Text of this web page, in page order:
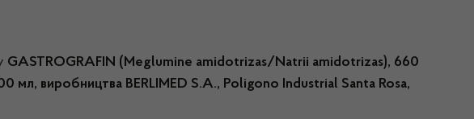
GASTROGRAFIN (Meglumine amidotrizas/Natrii amidotrizas), 660
мл, виробництва BERLIMED S.A., Poligono Industrial Santa Rosa,